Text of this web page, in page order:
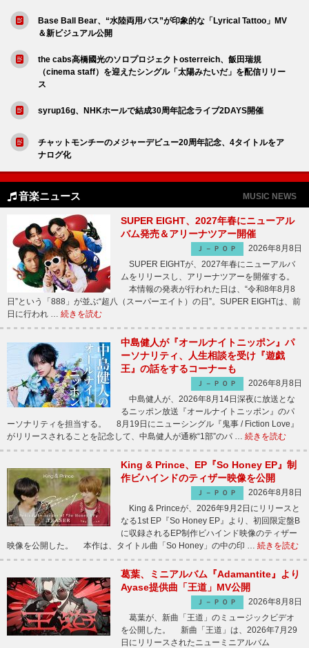
Base Ball Bear、“水陸両用バス”が印象的な「Lyrical Tattoo」MV
＆新ビジュアル公開
the cabs高橋國光のソロプロジェクトosterreich、飯田瑞規
（cinema staff）を迎えたシングル「太陽みたいだ」を配信リリー
ス
syrup16g、NHKホールで結成30周年記念ライブ2DAYS開催
チャットモンチーのメジャーデビュー20周年記念、4タイトルをア
ナログ化
音楽ニュース MUSIC NEWS
SUPER EIGHT、2027年春にニューアル
バム発売＆アリーナツアー開催
Ｊ－ＰＯＰ
2026年8月8日
SUPER EIGHTが、2027年春にニューアルバ
ムをリリースし、アリーナツアーを開催する。
本情報の発表が行われた日は、“令和8年8月8
日”という「888」が並ぶ“超八（スーパーエイト）の日”。SUPER EIGHTは、前
日に行われ … 続きを読む
中島健人が『オールナイトニッポン』パ
ーソナリティ、人生相談を受け『遊戯
王』の話をするコーナーも
Ｊ－ＰＯＰ
2026年8月8日
中島健人が、2026年8月14日深夜に放送とな
るニッポン放送『オールナイトニッポン』のパ
ーソナリティを担当する。 8月19日にニューシングル『鬼事 / Fiction Love』
がリリースされることを記念して、中島健人が通称“1部”のパ … 続きを読む
King & Prince、EP『So Honey EP』制
作ビハインドのティザー映像を公開
Ｊ－ＰＯＰ
2026年8月8日
King & Princeが、2026年9月2日にリリースと
なる1st EP『So Honey EP』より、初回限定盤B
に収録されるEP制作ビハインド映像のティザー
映像を公開した。 本作は、タイトル曲「So Honey」の中の印 … 続きを読む
葛葉、ミニアルバム『Adamantite』より
Ayase提供曲「王道」MV公開
Ｊ－ＰＯＰ
2026年8月8日
葛葉が、新曲「王道」のミュージックビデオ
を公開した。 新曲「王道」は、2026年7月29
日にリリースされたニューミニアルバム